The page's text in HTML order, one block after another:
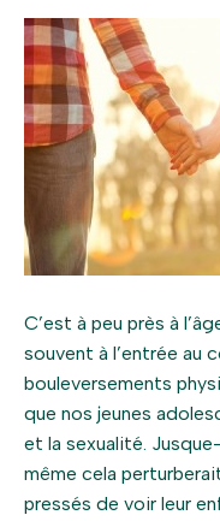
C’est à peu près à
souvent à l’entrée au
bouleversements
que nos jeunes
et la sexualité.
même cela
pressés de voir leur